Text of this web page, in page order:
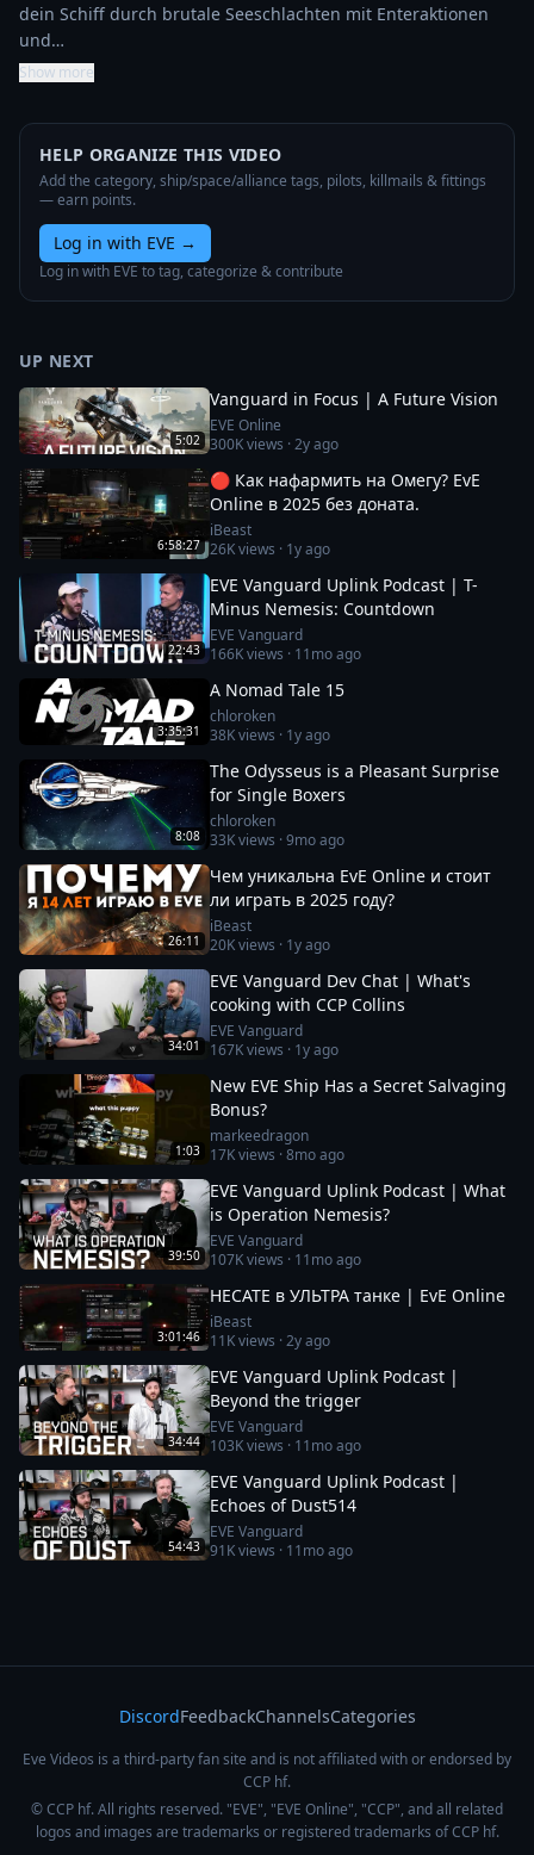
dein Schiff durch brutale Seeschlachten mit Enteraktionen
und…
Show more
HELP ORGANIZE THIS VIDEO
Add the category, ship/space/alliance tags, pilots, killmails & fittings
— earn points.
Log in with EVE →
Log in with EVE to tag, categorize & contribute
UP NEXT
5:02
Vanguard in Focus | A Future Vision
EVE Online
300Kviews ·2y ago
6:58:27
🔴 Как нафармить на Омегу? EvE
Online в 2025 без доната.
iBeast
26Kviews · 1y ago
22:43
EVE Vanguard Uplink Podcast | T-
Minus Nemesis: Countdown
EVE Vanguard
166Kviews · 11mo ago
3:35:31
A Nomad Tale 15
chloroken
38Kviews · 1y ago
8:08
The Odysseus is a Pleasant Surprise
for Single Boxers
chloroken
33Kviews ·9mo ago
26:11
Чем уникальна EvE Online и стоит
ли играть в 2025 году?
iBeast
20Kviews · 1y ago
34:01
EVE Vanguard Dev Chat | What's
cooking with CCP Collins
EVE Vanguard
167Kviews · 1y ago
1:03
New EVE Ship Has a Secret Salvaging
Bonus?
markeedragon
17Kviews ·8mo ago
39:50
EVE Vanguard Uplink Podcast | What
is Operation Nemesis?
EVE Vanguard
107Kviews · 11mo ago
3:01:46
HECATE в УЛЬТРА танке | EvE Online
iBeast
11Kviews ·2y ago
34:44
EVE Vanguard Uplink Podcast |
Beyond the trigger
EVE Vanguard
103Kviews · 11mo ago
54:43
EVE Vanguard Uplink Podcast |
Echoes of Dust514
EVE Vanguard
91Kviews · 11mo ago
DiscordFeedbackChannelsCategories
Eve Videos is a third-party fan site and is not affiliated with or endorsed by
CCP hf.
© CCP hf. All rights reserved. "EVE", "EVE Online", "CCP", and all related
logos and images are trademarks or registered trademarks of CCP hf.